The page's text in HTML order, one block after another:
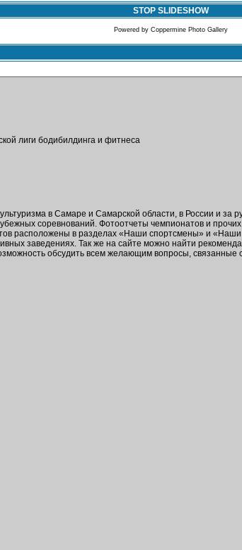
STOP SLIDESHOW
Powered by Coppermine Photo Gallery
лиги бодибилдинга и фитнеса
в Самаре и Самарской области, в России и за
соревнований. Фотоотчеты чемпионатов и
расположены в разделах «Наши спортсмены» и
заведениях. Так же на сайте можно найти
обсудить всем желающим вопросы, связанные